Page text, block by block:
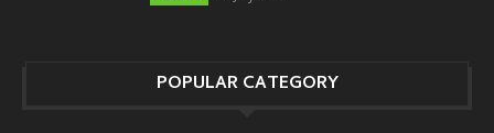
POPULAR CATEGORY